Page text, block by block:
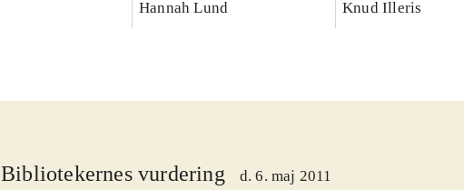
fortælling om karriere og
Hannah Lund
Knud Illeris
Bibliotekernes vurdering d. 6. maj 2011